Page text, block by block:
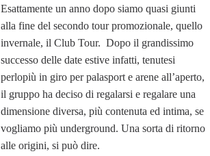
Esattamente un anno dopo siamo quasi giunti
alla fine del secondo tour promozionale, quello
invernale, il Club Tour. Dopo il grandissimo
successo delle date estive infatti, tenutesi
perlopiù in giro per palasport e arene all’aperto,
il gruppo ha deciso di regalarsi e regalare una
dimensione diversa, più contenuta ed intima, se
vogliamo più underground. Una sorta di ritorno
alle origini, si può dire.